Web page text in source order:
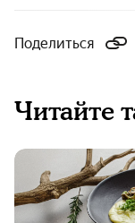
Поделиться
Читайте